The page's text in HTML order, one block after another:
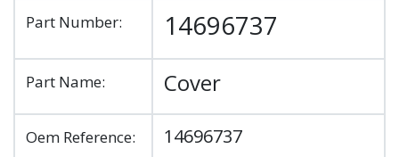
Part Number: 14696737
Part Name: Cover
Oem Reference: 14696737